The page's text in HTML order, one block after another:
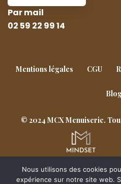
Par mail
02 59 22 99 14
Mentions légales CGU
© 2024 MCX Menuiserie.
Goderville Notre-
Nous utilisons des cookies
expérience sur notre site web.